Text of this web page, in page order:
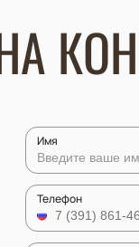
Имя
Телефон